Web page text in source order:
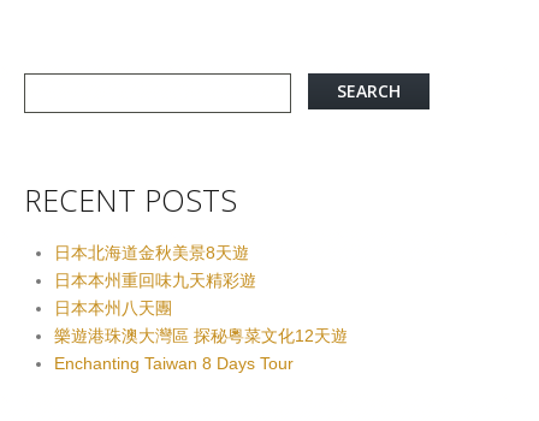
RECENT POSTS
日本北海道金秋美景8天遊
日本本州重回味九天精彩遊
日本本州八天團
樂遊港珠澳大灣區 探秘粵菜文化12天遊
Enchanting Taiwan 8 Days Tour